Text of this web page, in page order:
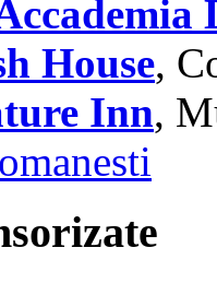
House,
Inn,